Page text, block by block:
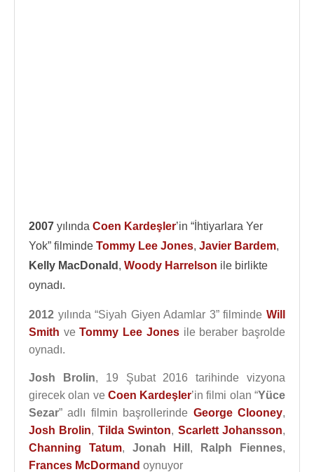
2007 yılında Coen Kardeşler’in “İhtiyarlara Yer
Yok” filminde Tommy Lee Jones, Javier Bardem,
Kelly MacDonald , Woody Harrelson ile birlikte
oynadı.
2012 yılında “Siyah Giyen Adamlar 3” filminde Will
Smith veTommy Lee Jonesile beraber başrolde
oynadı.
Josh Brolin, 19 Şubat 2016 tarihinde vizyona
girecek olan ve Coen Kardeşler’in filmi olan “Yüce
Sezar” adlı filmin başrollerinde George Clooney,
Josh Brolin, Tilda Swinton, Scarlett Johansson,
Channing Tatum, Jonah Hill , Ralph Fiennes,
Frances McDormand oynuyor